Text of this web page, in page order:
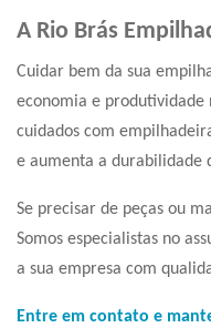
A Rio Brás
Cuidar bem da sua
economia e produtividade
cuidados com
e aumenta a durabilidade
Se precisar de peças ou
Somos especialistas no
a sua empresa com
Entre em contato e